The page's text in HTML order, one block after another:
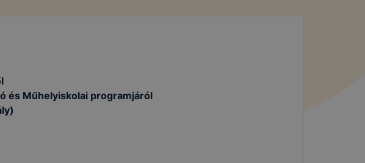
és Műhelyiskolai programjáról